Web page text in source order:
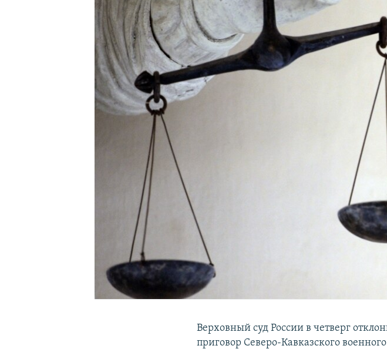
УКРАИНСКАЯ ПРОБЛЕМА КРЫМА
Верховный суд России в четверг
приговор Северо-Кавказского